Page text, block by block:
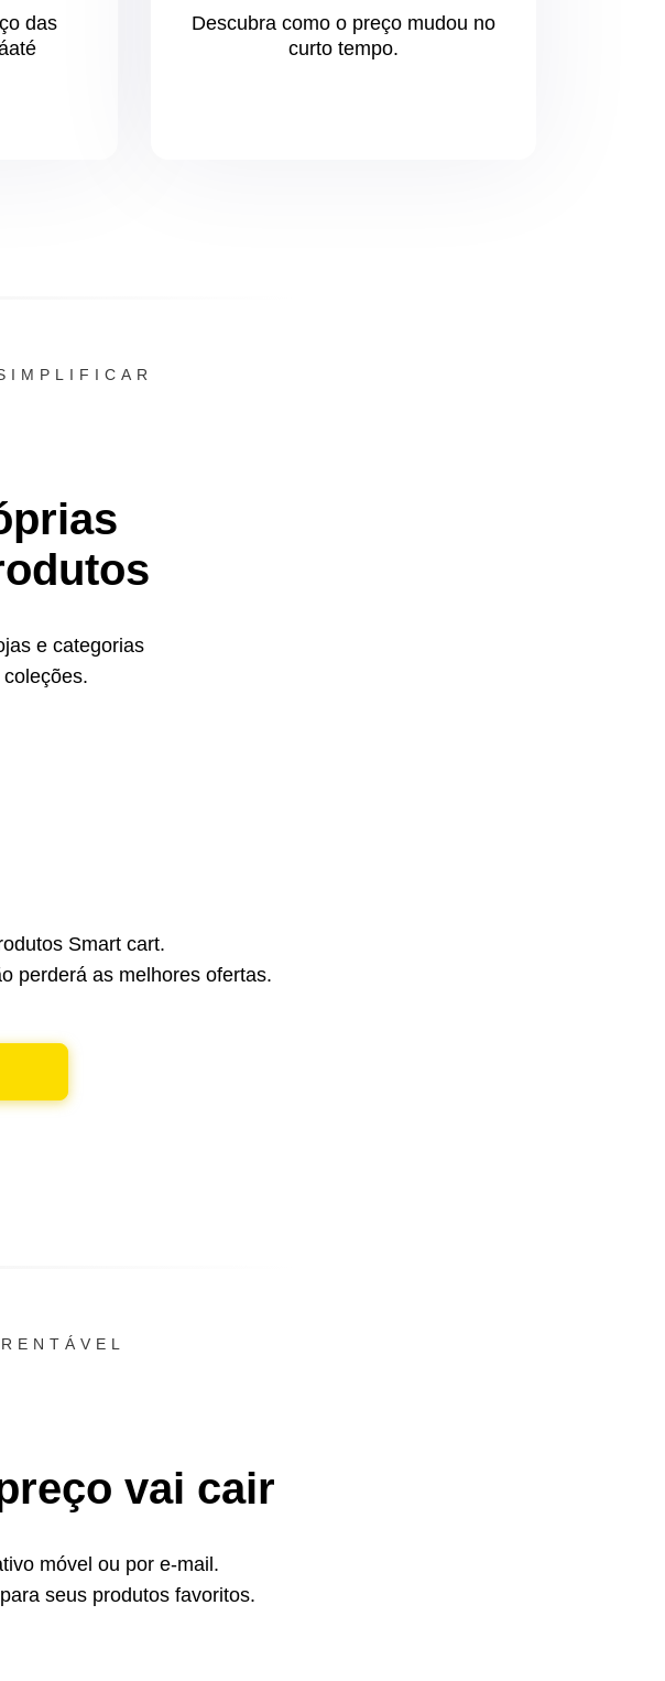
das
até
Descubra como o preço mudou no
curtotempo.
e categorias
Smart cart.
perderá as melhores ofertas.
vai cair
móvel ou por e-mail.
seus produtos favoritos.